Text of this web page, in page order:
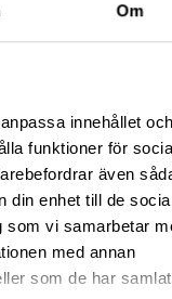
Om
innehållet och
funktioner för
även
din enhet till de
som vi samarbetar
med annan
som de har